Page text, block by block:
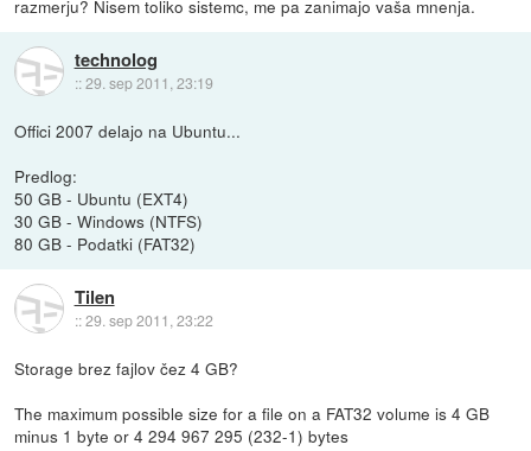
razmerju? Nisem toliko sistemc, me pa zanimajo vaša mnenja.
technolog
::29. sep 2011, 23:19
Offici 2007 delajo na Ubuntu...
Predlog:
50 GB - Ubuntu (EXT4)
30 GB - Windows (NTFS)
80 GB - Podatki (FAT32)
Tilen
::29. sep 2011, 23:22
Storage brez fajlov čez 4 GB?
The maximum possible size for a file on a FAT32 volume is 4 GB
minus 1 byte or 4 294 967 295 (232-1) bytes